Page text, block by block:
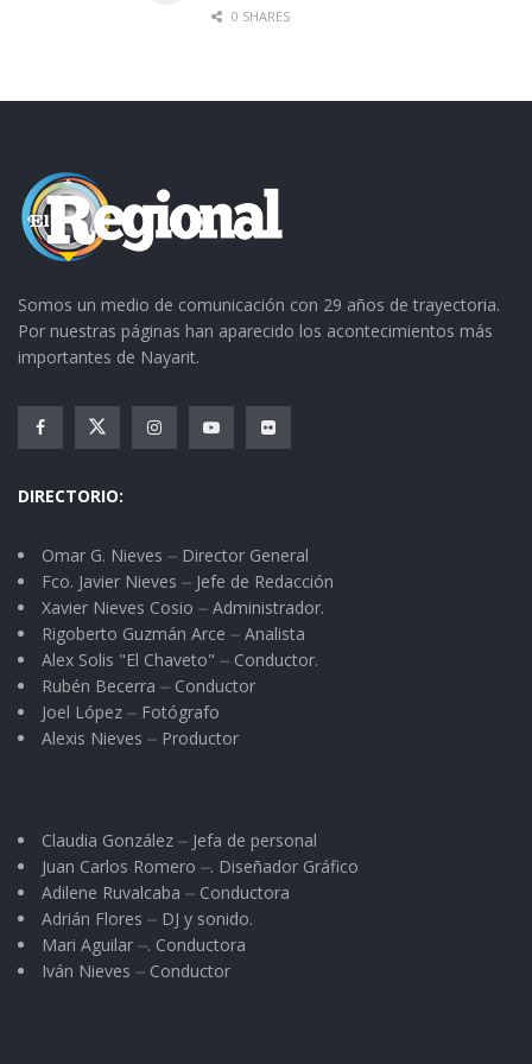
0 SHARES
Somos un medio de comunicación con 29 años de trayectoria.
Por nuestras páginas han aparecido los acontecimientos más
importantes de Nayarit.
DIRECTORIO:
Omar G. Nieves ⏤ Director General
Fco. Javier Nieves ⏤ Jefe de Redacción
Xavier Nieves Cosio ⏤ Administrador.
Rigoberto Guzmán Arce ⏤ Analista
Alex Solis "El Chaveto" ⏤ Conductor.
Rubén Becerra ⏤ Conductor
Joel López ⏤ Fotógrafo
Alexis Nieves ⏤ Productor
Claudia González ⏤ Jefa de personal
Juan Carlos Romero ⏤. Diseñador Gráfico
Adilene Ruvalcaba ⏤ Conductora
Adrián Flores ⏤ DJ y sonido.
Mari Aguilar ⏤. Conductora
Iván Nieves ⏤ Conductor